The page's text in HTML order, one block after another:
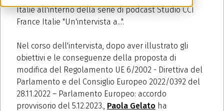
Italie all'interno della serie di podcast Studio CCI
France Italie "Un'intervista a...".
Nel corso dell'intervista, dopo aver illustrato gli
obiettivi e le conseguenze della proposta di
modifica del Regolamento UE 6/2002 - Direttiva del
Parlamento e del Consiglio Europeo 2022/0392 del
28.11.2022 – Parlamento Europeo: accordo
provvisorio del 5.12.2023., Paola Gelato ha